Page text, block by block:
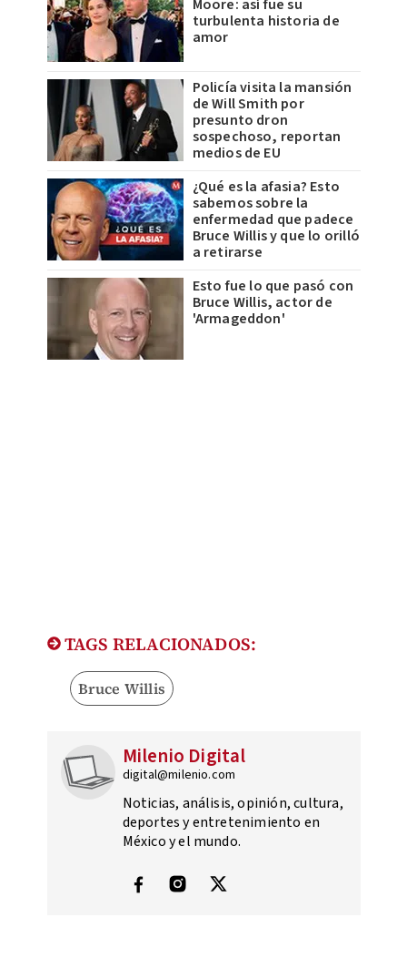
Moore: así fue su
turbulenta historia de
amor
Policía visita la mansión
de Will Smith por
presunto dron
sospechoso, reportan
medios de EU
¿Qué es la afasia? Esto
sabemos sobre la
enfermedad que padece
Bruce Willis y que lo orilló
a retirarse
Esto fue lo que pasó con
Bruce Willis, actor de
'Armageddon'
TAGS RELACIONADOS:
Bruce Willis
Milenio Digital
digital@milenio.com
Noticias, análisis, opinión, cultura,
deportes y entretenimiento en
México y el mundo.